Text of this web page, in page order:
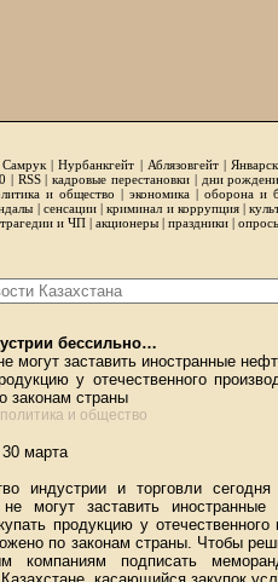
Самрук |Нурбанкгейт | Аблязовгейт|
| RSS|кадровые перестановки| дни
и общество | экономика | оборона и
| сенсации|криминал и коррупция|
трагедии и ЧП | акционеры | праздники |
бессильно…
могут заставить иностранные
у отечественного
законам страны
политика и общество
марта
индустрии и торговли
не могут заставить
продукцию у
по законам страны. Чтобы
компаниям подписать